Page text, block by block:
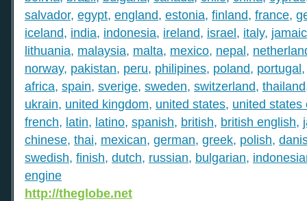
salvador, egypt, england, estonia, finland, france,
iceland, india, indonesia, ireland, israel, italy,
lithuania, malaysia, malta, mexico, nepal,
norway, pakistan, peru, philipines, poland, portugal
africa, spain, sverige, sweden, switzerland, thailand
ukrain, united kingdom, united states, united states
french, latin, latino, spanish, british, british english,
chinese, thai, mexican, german, greek, polish,
swedish, finish, dutch, russian, bulgarian,
engine
http://theglobe.net